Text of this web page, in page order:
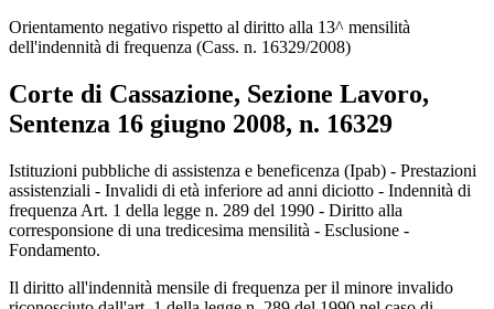
Orientamento negativo rispetto al diritto alla 13^ mensilità
dell'indennità di frequenza (Cass. n. 16329/2008)
Corte di Cassazione, Sezione Lavoro,
Sentenza 16 giugno 2008, n. 16329
Corte di Cassazione, Sezione Lavoro,
Istituzioni pubbliche di assistenza e beneficenza (Ipab) - Prestazioni
assistenziali - Invalidi di età inferiore ad anni diciotto - Indennità di
frequenza Art. 1 della legge n. 289 del 1990 - Diritto alla
corresponsione di una tredicesima mensilità - Esclusione -
Fondamento.
Il diritto all'indennità mensile di frequenza per il minore invalido